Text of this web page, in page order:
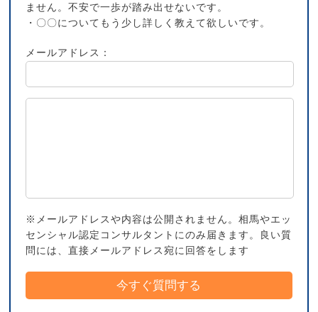
ません。不安で一歩が踏み出せないです。
・〇〇についてもう少し詳しく教えて欲しいです。
メールアドレス：
※メールアドレスや内容は公開されません。相馬やエッ
センシャル認定コンサルタントにのみ届きます。良い質
問には、直接メールアドレス宛に回答をします